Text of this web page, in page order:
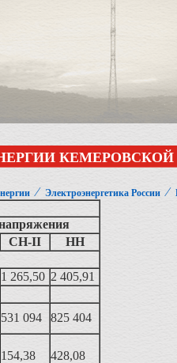
⁄ Электроэнергетика России ⁄
СН-II
НН
1 265,50 2 405,91
531 094 825 404
154,38 428,08